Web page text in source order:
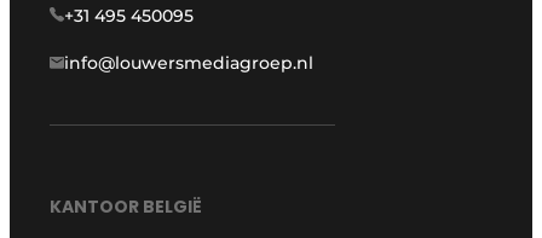
+31 495 450095
info@louwersmediagroep.nl
KANTOOR BELGIË